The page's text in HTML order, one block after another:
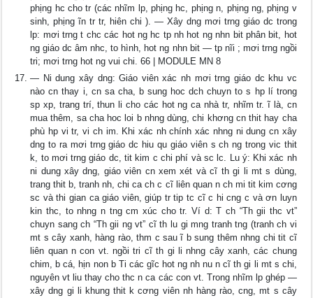
phịng hc cho tr (các nhĩm lp, phịng hc, phịng n, phịng ng, phịng v
sinh, phịng ĩn tr tr, hiên chi ). — Xây dng mơi trng giáo dc trong
lp: mơi trng t chc các hot ng hc tp nh hot ng nhn bit phân bit, hot
ng giáo dc âm nhc, to hình, hot ng nhn bit — tp nĩi ; mơi trng ngồi
tri; mơi trng hot ng vui chi. 66 | MODULE MN 8
— Ni dung xây dng: Giáo viên xác nh mơi trng giáo dc khu vc
nào cn thay i, cn sa cha, b sung hoc dch chuyn to s hp lí trong
sp xp, trang trí, thun li cho các hot ng ca nhà tr, nhĩm tr. ĩ là, cn
mua thêm, sa cha hoc loi b nhng dùng, chi khơng cn thit hay cha
phù hp vi tr, vi ch im. Khi xác nh chính xác nhng ni dung cn xây
dng to ra mơi trng giáo dc hiu qu giáo viên s ch ng trong vic thit
k, to mơi trng giáo dc, tit kim c chi phí và sc lc. Lu ý: Khi xác nh
ni dung xây dng, giáo viên cn xem xét và cĩ th gi li mt s dùng,
trang thit b, tranh nh, chi ca ch c cĩ liên quan n ch mi tit kim cơng
sc và thi gian ca giáo viên, giúp tr tip tc cĩ c hi cng c và ơn luyn
kin thc, to nhng n tng cm xúc cho tr. Ví d: T ch “Th gii thc vt”
chuyn sang ch “Th gii ng vt” cĩ th lu gi mng tranh tng (tranh ch vi
mt s cây xanh, hàng rào, thm c sau ĩ b sung thêm nhng chi tit cĩ
liên quan n con vt. ngồi tri cĩ th gi li nhng cây xanh, các chung
chim, b cá, hịn non b Ti các gĩc hot ng nh nu n cĩ th gi li mt s chi,
nguyên vt liu thay cho thc n ca các con vt. Trong nhĩm lp ghép —
xây dng gi li khung thit k cơng viên nh hàng rào, cng, mt s cây